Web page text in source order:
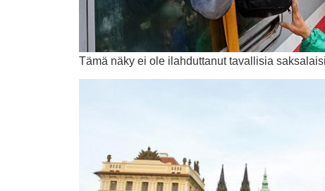
Tämä näky ei ole ilahduttanut tavallisia